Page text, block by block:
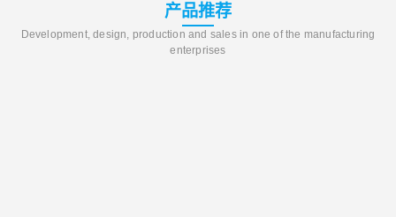
产品推荐
Development, design, production and sales in one of the manufacturing
enterprises